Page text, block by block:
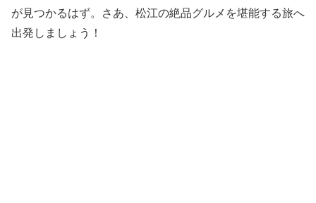
が見つかるはず。さあ、松江の絶品グルメを堪能する旅へ
出発しましょう！